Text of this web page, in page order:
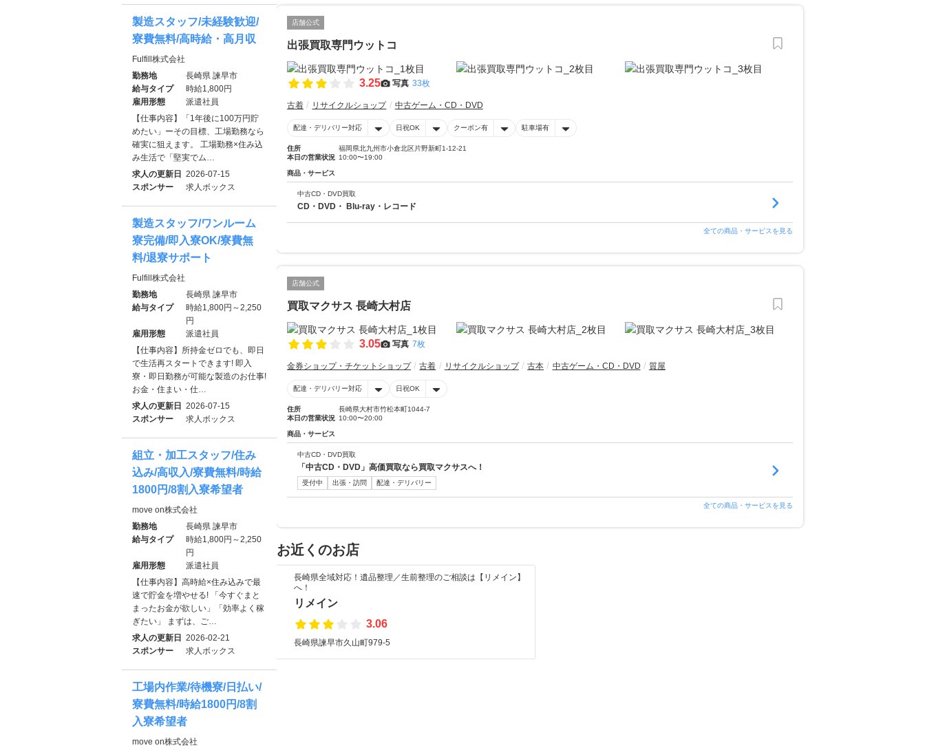
店舗公式
出張買取専門ウットコ
3.25 写真 33枚
古着 リサイクルショップ 中古ゲーム・CD・DVD
配達・デリバリー対応 日祝OK クーポン有 駐車場有
住所
福岡県北九州市小倉北区片野新町1-12-21
本日の営業状況 10:00〜19:00
商品・サービス
中古CD・DVD買取
CD・DVD・ Blu-ray・レコード
全ての商品・サービスを見る
店舗公式
買取マクサス 長崎大村店
3.05 写真 7枚
金券ショップ・チケットショップ 古着 リサイクルショップ 古本 中古ゲーム・CD・DVD 質屋
配達・デリバリー対応 日祝OK
住所
長崎県大村市竹松本町1044-7
本日の営業状況 10:00〜20:00
商品・サービス
中古CD・DVD買取
「中古CD・DVD」高価買取なら買取マクサスへ！
受付中 出張・訪問 配達・デリバリー
全ての商品・サービスを見る
お近くのお店
長崎県全域対応！遺品整理／生前整理のご相談は【リメイン】
へ！
リメイン
3.06
長崎県諫早市久山町979-5
製造スタッフ/未経験歓迎/
寮費無料/高時給・高月収
Fulfill株式会社
勤務地
長崎県 諫早市
給与タイプ
時給1,800円
雇用形態
派遣社員
【仕事内容】「1年後に100万円貯
めたい」ーその目標、工場勤務なら
確実に狙えます。 工場勤務×住み込
み生活で「堅実でム…
求人の更新日
2026-07-15
スポンサー
求人ボックス
製造スタッフ/ワンルーム
寮完備/即入寮OK/寮費無
料/退寮サポート
Fulfill株式会社
勤務地
長崎県 諫早市
給与タイプ
時給1,800円～2,250
円
雇用形態
派遣社員
【仕事内容】所持金ゼロでも、即日
で生活再スタートできます! 即入
寮・即日勤務が可能な製造のお仕事!
お金・住まい・仕…
求人の更新日
2026-07-15
スポンサー
求人ボックス
組立・加工スタッフ/住み
込み/高収入/寮費無料/時給
1800円/8割入寮希望者
move on株式会社
勤務地
長崎県 諫早市
給与タイプ
時給1,800円～2,250
円
雇用形態
派遣社員
【仕事内容】高時給×住み込みで最
速で貯金を増やせる! 「今すぐまと
まったお金が欲しい」「効率よく稼
ぎたい」 まずは、ご…
求人の更新日
2026-02-21
スポンサー
求人ボックス
工場内作業/待機寮/日払い/
寮費無料/時給1800円/8割
入寮希望者
move on株式会社